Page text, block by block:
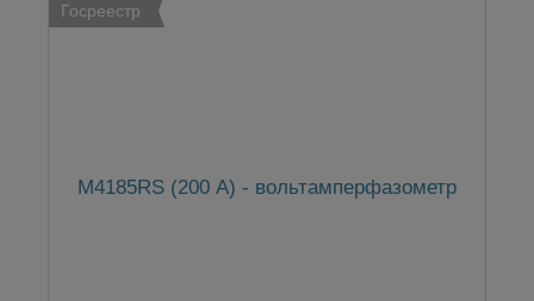
Госреестр
М4185RS (200 А) - вольтамперфазометр